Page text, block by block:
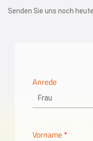
Senden Sie uns noch
Anrede
Vorname *